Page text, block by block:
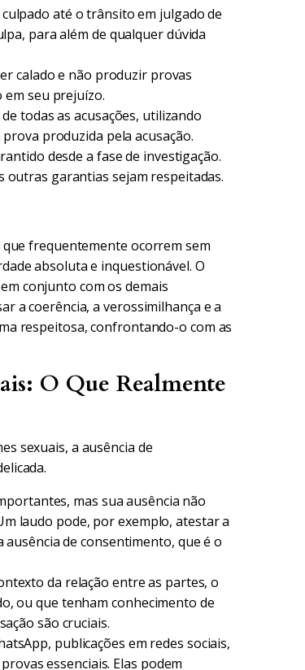
até o trânsito em julgado de
para além de qualquer dúvida
calado e não produzir provas
em seu prejuízo.
todas as acusações, utilizando
produzida pela acusação.
desde a fase de investigação.
outras garantias sejam respeitadas.
que frequentemente ocorrem sem
absoluta e inquestionável. O
conjunto com os demais
a coerência, a verossimilhança e a
respeitosa, confrontando-o com as
O Que Realmente
sexuais, a ausência de
mas sua ausência não
laudo pode, por exemplo, atestar a
de consentimento, que é o
da relação entre as partes, o
ou que tenham conhecimento de
são cruciais.
publicações em redes sociais,
essenciais. Elas podem